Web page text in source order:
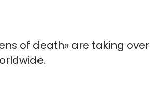
of death» are taking over